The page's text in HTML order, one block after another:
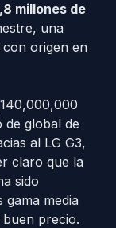
millones de
una
origen en
global de
al LG G3,
claro que la
sido
media
precio.